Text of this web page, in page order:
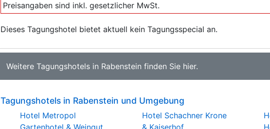
Preisangaben sind inkl. gesetzlicher MwSt.
Dieses Tagungshotel bietet aktuell kein Tagungsspecial an.
Weitere Tagungshotels in Rabenstein finden Sie hier.
Tagungshotels in Rabenstein und Umgebung
Hotel Metropol
Hotel Schachner Krone